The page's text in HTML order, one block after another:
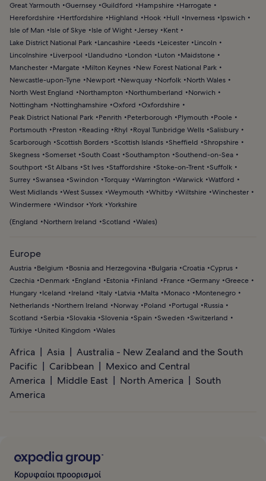
Great Yarmouth
Guernsey Guildford Hampshire
Harrogate
Herefordshire
Hertfordshire Highland Hook Hull Inverness
Ipswich
Isle of Man
Isle of Skye Isle of Wight Jersey
Kent
Lake District National Park
Lancashire Leeds Leicester
Lincoln
Lincolnshire
Liverpool Llandudno London Luton
Maidstone
Manchester
Margate Milton Keynes
New Forest National Park
Newcastle-upon-Tyne
Newport Newquay Norfolk
North Wales
North West England
Northampton Northumberland
Norwich
Nottingham
Nottinghamshire Oxford
Oxfordshire
Peak District National Park
Penrith Peterborough Plymouth
Poole
Portsmouth
Preston Reading Rhyl Royal Tunbridge Wells Salisbury
Scarborough
Scottish Borders Scottish Islands Sheffield
Shropshire
Skegness Somerset South Coast Southampton
Southend-on-Sea
Southport St Albans St Ives Staffordshire Stoke-on-Trent Suffolk
Surrey Swansea Swindon Torquay Warrington Warwick Watford
West Midlands West Sussex Weymouth Whitby Wiltshire Winchester
Windermere Windsor York Yorkshire
(England Northern Ireland Scotland Wales)
Europe
Austria Belgium Bosnia and Herzegovina Bulgaria Croatia Cyprus
Czechia
Denmark England Estonia Finland France Germany Greece
Hungary
Iceland Ireland Italy Latvia Malta Monaco
Montenegro
Netherlands
Northern Ireland Norway Poland Portugal
Russia
Scotland
Serbia Slovakia Slovenia Spain Sweden
Switzerland
Türkiye
United Kingdom Wales
Africa Asia
Australia - New Zealand and the South
Pacific
Caribbean
Mexico and Central
America
Middle East North America
South
America
Κορυφαίοι προορισμοί